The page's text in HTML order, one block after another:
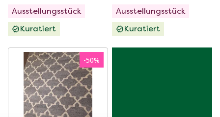
Ausstellungsstück
Kuratiert
Ausstellungsstück
Kuratiert
-50%